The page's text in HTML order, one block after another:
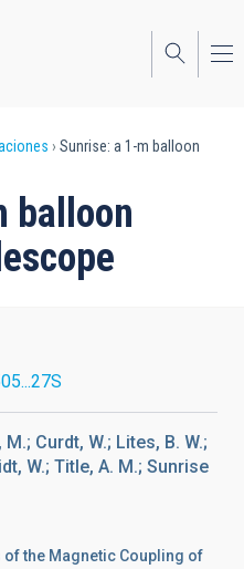
Sunrise: a 1-m balloon
balloon
Curdt, W.; Lites, B. W.;
W.; Title, A. M.; Sunrise
of the Magnetic Coupling of